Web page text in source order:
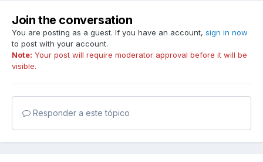
Join the conversation
You are posting as a guest. If you have an account, sign in now
to post with your account.
Note: Your post will require moderator approval before it will be
visible.
Responder a este tópico